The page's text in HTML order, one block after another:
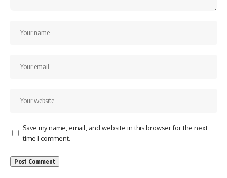
Save my name, email, and website in this browser for the next
time I comment.